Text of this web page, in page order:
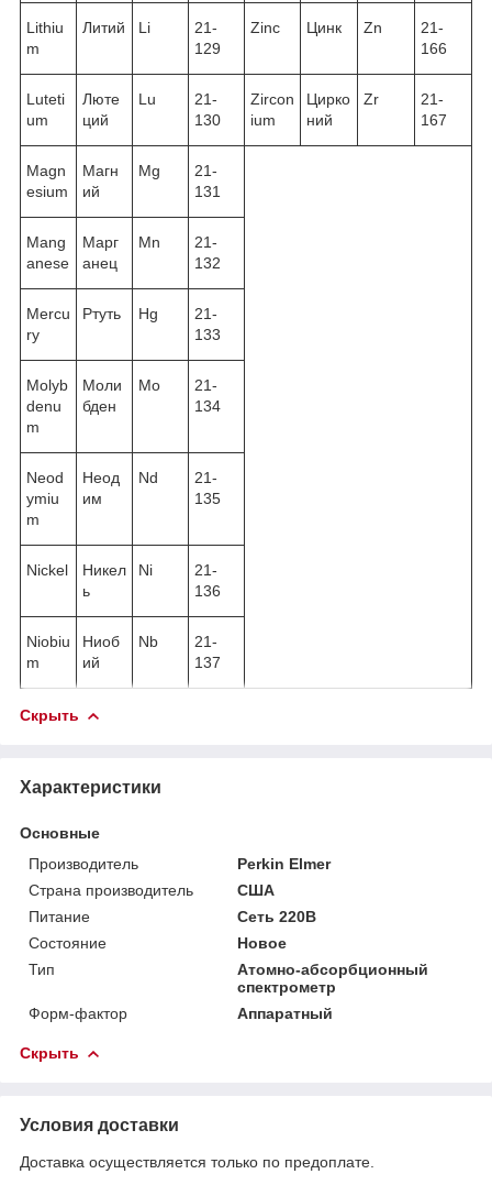
Lithiu
m
Литий Li
21-
129
Zinc Цинк Zn
21-
166
Luteti
um
Люте
ций
Lu
21-
130
Zircon
ium
Цирко
ний
Zr
21-
167
Magn
esium
Магн
ий
Mg
21-
131
Mang
anese
Марг
анец
Mn
21-
132
Mercu
ry
Ртуть Hg
21-
133
Molyb
denu
m
Моли
бден
Mo
21-
134
Neod
ymiu
m
Неод
им
Nd
21-
135
Nickel
Никел
ь
Ni
21-
136
Niobiu
m
Ниоб
ий
Nb
21-
137
Скрыть
Характеристики
Основные
Производитель
Perkin Elmer
Страна производитель
США
Питание
Сеть 220В
Состояние
Новое
Тип
Атомно-абсорбционный
спектрометр
Форм-фактор
Аппаратный
Скрыть
Условия доставки
Доставка осуществляется только по предоплате.